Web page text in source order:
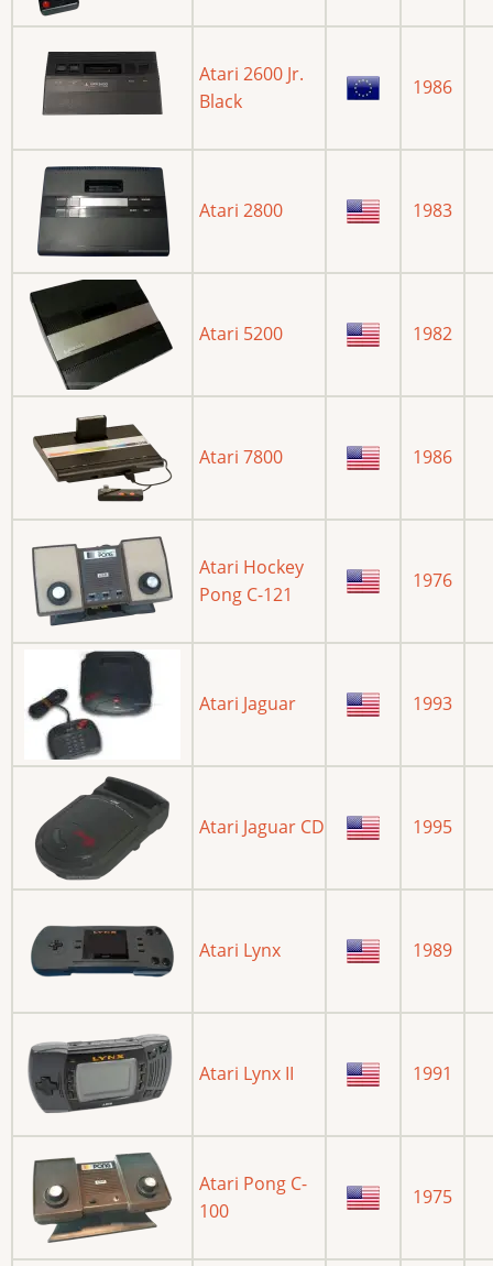
Atari 2600 Jr.
Black
1986
Atari 2800 1983
Atari 5200 1982
Atari 7800 1986
Atari Hockey
Pong C-121
1976
Atari Jaguar 1993
Atari Jaguar CD 1995
Atari Lynx 1989
Atari Lynx II 1991
Atari Pong C-
100
1975